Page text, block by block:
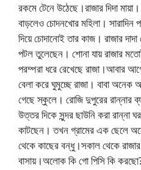
রকমে টেনে উঠেছে।রাজার দিদা
বাড়লেও চোদনখোর মহিলা। সারাদিন
দিয়ে চোদানোই তার কাজ। রাজার
পটল তুলেছেন। শোনা যায় রাজার
পরম্পরা ধরে রেখেছে রাজা।আবার
বেলা করে ঘুমুচ্ছে রাজা। বাবা
গেছে স্কুলে। রোজি দুপুরের রান্নার
উত্তর দিকে সুন্দর ছাউনি করা রান্না
কাটছেন। তখন গ্রামের এক ছেলে
থেকে কাছের বন্ধু।সকাল থেকে
বাসায়।অলোক কি গো পিসি কি